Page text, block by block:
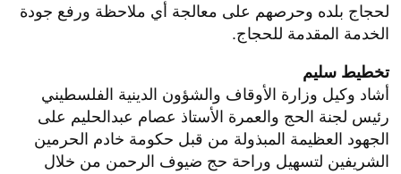
لحجاج بلده وحرصهم على معالجة أي ملاحظة ورفع جودة
الخدمة المقدمة للحجاج.
تخطيط سليم
أشاد وكيل وزارة الأوقاف والشؤون الدينية الفلسطيني
رئيس لجنة الحج والعمرة الأستاذ عصام عبدالحليم على
الجهود العظيمة المبذولة من قبل حكومة خادم الحرمين
الشريفين لتسهيل وراحة حج ضيوف الرحمن من خلال